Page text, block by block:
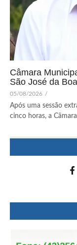
Câmara
São José da
05/08/2026 /
Após uma sessão
cinco horas, a